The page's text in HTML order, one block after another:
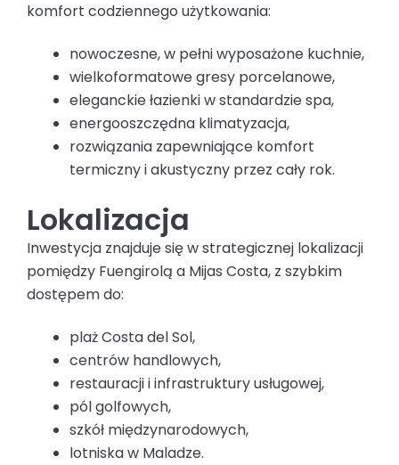
komfort codziennego użytkowania:
nowoczesne, w pełni wyposażone kuchnie,
wielkoformatowe gresy porcelanowe,
eleganckie łazienki w standardzie spa,
energooszczędna klimatyzacja,
rozwiązania zapewniające komfort
termiczny i akustyczny przez cały rok.
Lokalizacja
Inwestycja znajduje się w strategicznej lokalizacji
pomiędzy Fuengirolą a Mijas Costa, z szybkim
dostępem do:
plaż Costa del Sol,
centrów handlowych,
restauracji i infrastruktury usługowej,
pól golfowych,
szkół międzynarodowych,
lotniska w Maladze.